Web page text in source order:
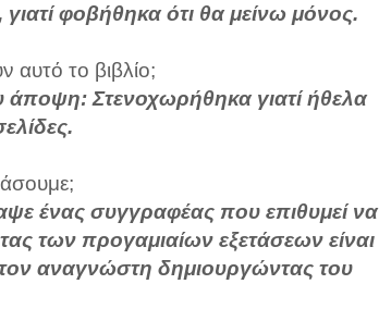
φοβήθηκα ότι θα μείνω μόνος.
αυτό το βιβλίο;
άποψη: Στενοχωρήθηκα γιατί ήθελα
ένας συγγραφέας που επιθυμεί να
των προγαμιαίων εξετάσεων είναι
αναγνώστη δημιουργώντας του